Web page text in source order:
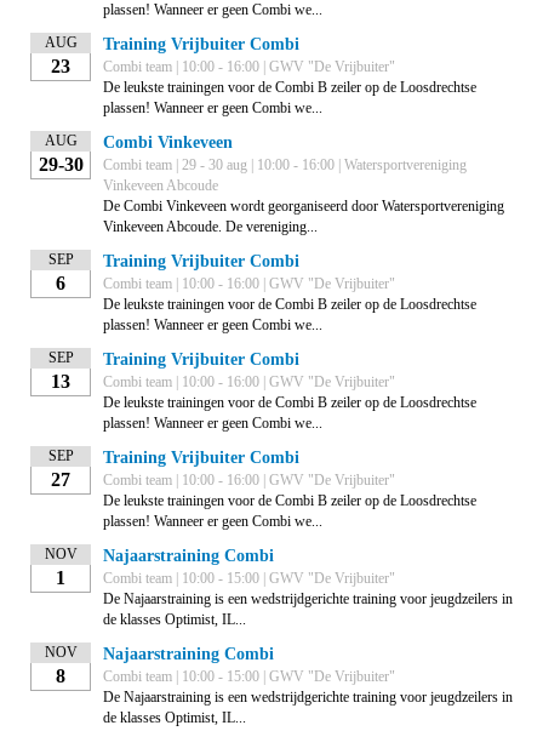
plassen! Wanneer er geen Combi we...
AUG
23
Training Vrijbuiter Combi
Combi team | 10:00 - 16:00 | GWV "De Vrijbuiter"
De leukste trainingen voor de Combi B zeiler op de Loosdrechtse
plassen! Wanneer er geen Combi we...
AUG
29-30
Combi Vinkeveen
Combi team | 29 - 30 aug | 10:00 - 16:00 | Watersportvereniging
Vinkeveen Abcoude
De Combi Vinkeveen wordt georganiseerd door Watersportvereniging
Vinkeveen Abcoude. De vereniging...
SEP
6
Training Vrijbuiter Combi
Combi team | 10:00 - 16:00 | GWV "De Vrijbuiter"
De leukste trainingen voor de Combi B zeiler op de Loosdrechtse
plassen! Wanneer er geen Combi we...
SEP
13
Training Vrijbuiter Combi
Combi team | 10:00 - 16:00 | GWV "De Vrijbuiter"
De leukste trainingen voor de Combi B zeiler op de Loosdrechtse
plassen! Wanneer er geen Combi we...
SEP
27
Training Vrijbuiter Combi
Combi team | 10:00 - 16:00 | GWV "De Vrijbuiter"
De leukste trainingen voor de Combi B zeiler op de Loosdrechtse
plassen! Wanneer er geen Combi we...
NOV
1
Najaarstraining Combi
Combi team | 10:00 - 15:00 | GWV "De Vrijbuiter"
De Najaarstraining is een wedstrijdgerichte training voor jeugdzeilers in
de klasses Optimist, IL...
NOV
8
Najaarstraining Combi
Combi team | 10:00 - 15:00 | GWV "De Vrijbuiter"
De Najaarstraining is een wedstrijdgerichte training voor jeugdzeilers in
de klasses Optimist, IL...